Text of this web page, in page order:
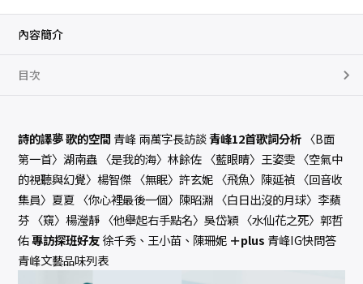
1
號
(
3
3
光
歌
夢
版
數
量
內容簡介
目次
詩的譯夢 歌的空間 青峰 兩萬字長訪談青峰12首歌詞分析 〈B面
第一首〉湖南蟲 〈是我的海〉林餘佐 〈藍眼睛〉王姿雯 〈空氣中
的視聽與幻覺〉楊智傑 〈無眠〉許玄妮 〈飛魚〉陳延禎 〈回音收
集員〉夏夏 〈你心裡最後一個〉陳昭淵 〈白日出沒的月球〉李蘋
芬 〈窺〉楊瀅靜 〈他舉起右手點名〉吳岱穎 〈水仙花之死〉郭哲
佑專訪探班好友徐千秀、王小苗、陳珊妮 ＋plus 青峰IG快問答
青峰文藝品味列表